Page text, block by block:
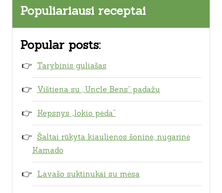
Populiariausi receptai
Popular posts:
Tarybinis guliašas
Vištiena su „Uncle Bens” padažu
Kepsnys „lokio pėda“
Šaltai rūkyta kiaulienos šoninė, nugarinė
Kamado
Lavašo suktinukai su mėsa